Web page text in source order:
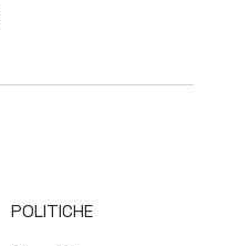
POLITICHE